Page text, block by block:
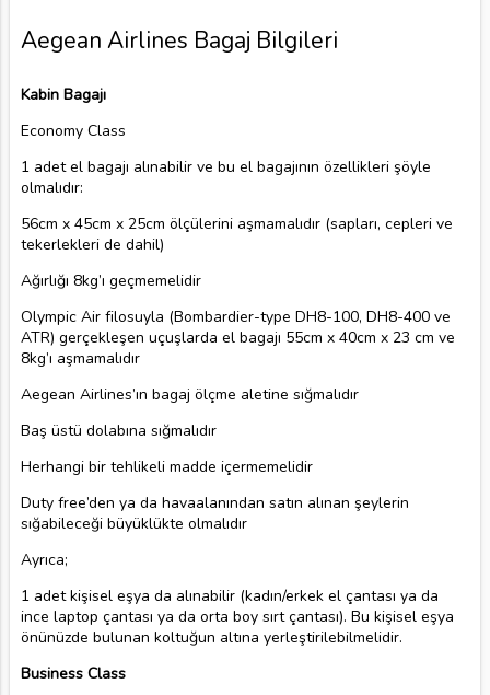
Aegean Airlines Bagaj Bilgileri
Kabin Bagajı
Economy Class
1 adet el bagajı alınabilir ve bu el bagajının özellikleri şöyle
olmalıdır:
56cm x 45cm x 25cm ölçülerini aşmamalıdır (sapları, cepleri ve
tekerlekleri de dahil)
Ağırlığı 8kg’ı geçmemelidir
Olympic Air filosuyla (Bombardier-type DH8-100, DH8-400 ve
ATR) gerçekleşen uçuşlarda el bagajı 55cm x 40cm x 23 cm ve
8kg’ı aşmamalıdır
Aegean Airlines’ın bagaj ölçme aletine sığmalıdır
Baş üstü dolabına sığmalıdır
Herhangi bir tehlikeli madde içermemelidir
Duty free’den ya da havaalanından satın alınan şeylerin
sığabileceği büyüklükte olmalıdır
Ayrıca;
1 adet kişisel eşya da alınabilir (kadın/erkek el çantası ya da
ince laptop çantası ya da orta boy sırt çantası). Bu kişisel eşya
önünüzde bulunan koltuğun altına yerleştirilebilmelidir.
Business Class